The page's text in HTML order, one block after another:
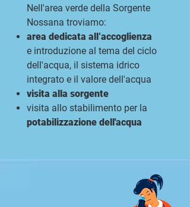
Nell'area verde della Sorgente
Nossana troviamo:
area dedicata all’accoglienza
e introduzione al tema del ciclo
dell'acqua, il sistema idrico
integrato e il valore dell'acqua
visita alla sorgente
visita allo stabilimento per la
potabilizzazione dell'acqua